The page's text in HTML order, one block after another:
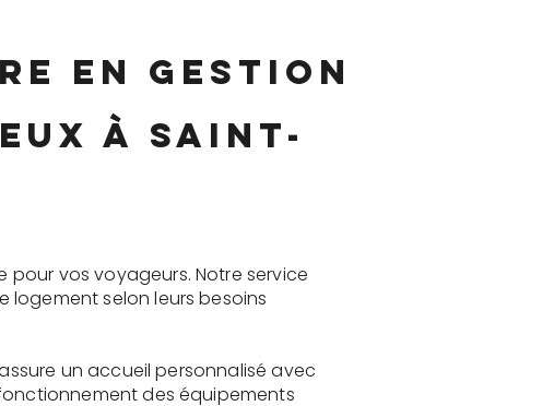
en gestion
à Saint-
pour vos voyageurs. Notre service
logement selon leurs besoins
un accueil personnalisé avec
des équipements